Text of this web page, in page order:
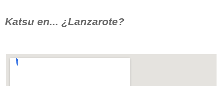
Katsu en... ¿Lanzarote?